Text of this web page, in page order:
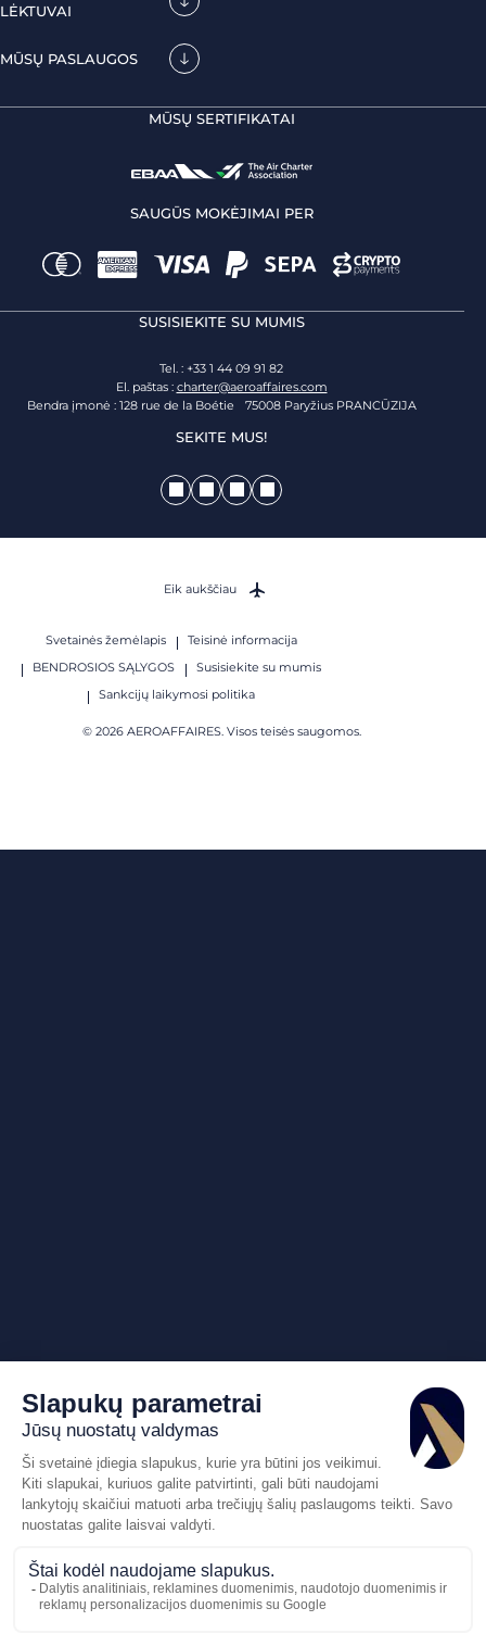
LĖKTUVAI
MŪSŲ PASLAUGOS
MŪSŲ SERTIFIKATAI
SAUGŪS MOKĖJIMAI PER
SUSISIEKITE SU MUMIS
Tel. : +33 1 44 09 91 82
El. paštas : charter@aeroaffaires.com
Bendra įmonė : 128 rue de la Boétie 75008 Paryžius PRANCŪZIJA
SEKITE MUS!
Svetainės žemėlapis
Teisinė informacija
BENDROSIOS SĄLYGOS
Susisiekite su mumis
Sankcijų laikymosi politika
© 2026 AEROAFFAIRES. Visos teisės saugomos.
Eik aukščiau